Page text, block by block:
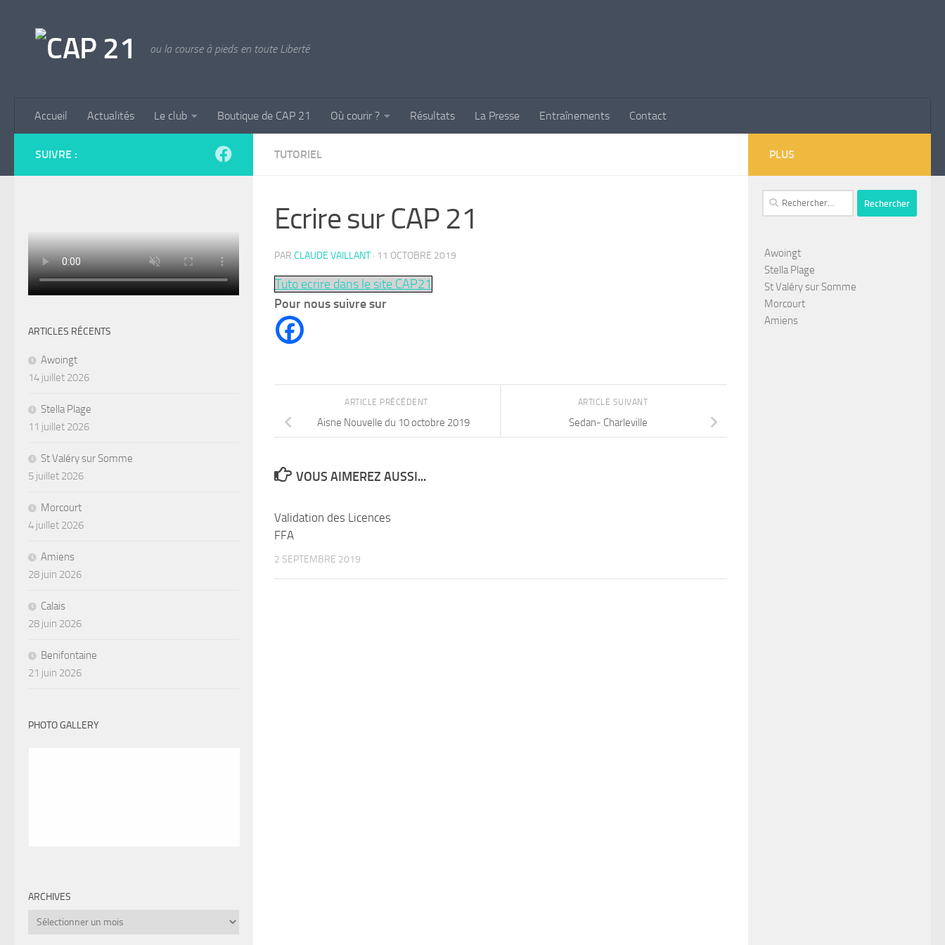
ou la course à pieds en toute Liberté
Accueil Actualités Le club Boutique de CAP 21 Où courir ? Résultats La Presse Entraînements Contact
TUTORIEL
Ecrire sur CAP 21
PAR CLAUDE VAILLANT · 11 OCTOBRE 2019
Tuto ecrire dans le site CAP21
Pour nous suivre sur
ARTICLE SUIVANT
Sedan- Charleville
ARTICLE PRÉCÉDENT
Aisne Nouvelle du 10 octobre 2019
VOUS AIMEREZ AUSSI...
Validation des Licences
FFA
2 SEPTEMBRE 2019
SUIVRE :
ARTICLES RÉCENTS
Awoingt
14 juillet 2026
Stella Plage
11 juillet 2026
St Valéry sur Somme
5 juillet 2026
Morcourt
4 juillet 2026
Amiens
28 juin 2026
Calais
28 juin 2026
Benifontaine
21 juin 2026
PHOTO GALLERY
ARCHIVES
Archives
PLUS
Rechercher :
Awoingt
Stella Plage
St Valéry sur Somme
Morcourt
Amiens